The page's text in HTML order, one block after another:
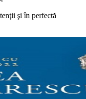
şi în perfectă